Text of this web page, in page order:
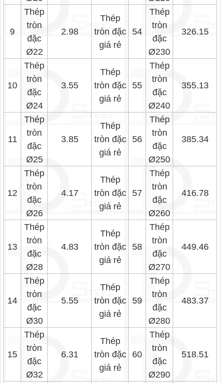
9
Thép
tròn
đặc
Ø22
2.98
Thép
tròn đặc
giá rẻ
54
Thép
tròn
đặc
Ø230
326.15
10
Thép
tròn
đặc
Ø24
3.55
Thép
tròn đặc
giá rẻ
55
Thép
tròn
đặc
Ø240
355.13
11
Thép
tròn
đặc
Ø25
3.85
Thép
tròn đặc
giá rẻ
56
Thép
tròn
đặc
Ø250
385.34
12
Thép
tròn
đặc
Ø26
4.17
Thép
tròn đặc
giá rẻ
57
Thép
tròn
đặc
Ø260
416.78
13
Thép
tròn
đặc
Ø28
4.83
Thép
tròn đặc
giá rẻ
58
Thép
tròn
đặc
Ø270
449.46
14
Thép
tròn
đặc
Ø30
5.55
Thép
tròn đặc
giá rẻ
59
Thép
tròn
đặc
Ø280
483.37
15
Thép
tròn
đặc
Ø32
6.31
Thép
tròn đặc
giá rẻ
60
Thép
tròn
đặc
Ø290
518.51